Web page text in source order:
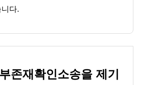
다.
존재확인소송을 제기